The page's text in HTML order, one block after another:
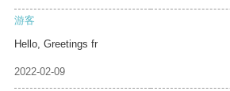
游客
Hello, Greetings fr
2022-02-09